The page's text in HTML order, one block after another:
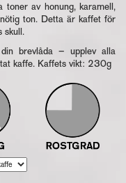
av honung, karamell,
ton. Detta är kaffet för
skull.
brevlåda – upplev alla
kaffe. Kaffets vikt: 230g